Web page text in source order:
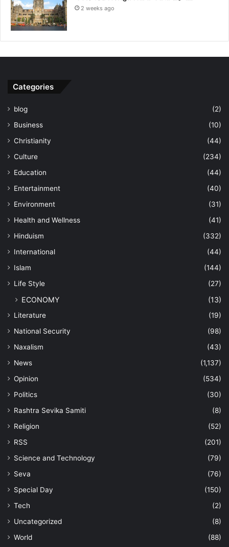
2 weeks ago
Categories
blog
(2)
Business
(10)
Christianity
(44)
Culture
(234)
Education
(44)
Entertainment
(40)
Environment
(31)
Health and Wellness
(41)
Hinduism
(332)
International
(44)
Islam
(144)
Life Style
(27)
ECONOMY (13)
Literature
(19)
National Security
(98)
Naxalism
(43)
News
(1,137)
Opinion
(534)
Politics
(30)
Rashtra Sevika Samiti
(8)
Religion
(52)
RSS
(201)
Science and Technology
(79)
Seva
(76)
Special Day
(150)
Tech
(2)
Uncategorized
(8)
World
(88)